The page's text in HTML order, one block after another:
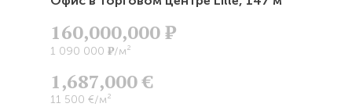
160,000,000Р
1 090 000 Р/м²
1,687,000 €
11 500 €/м²